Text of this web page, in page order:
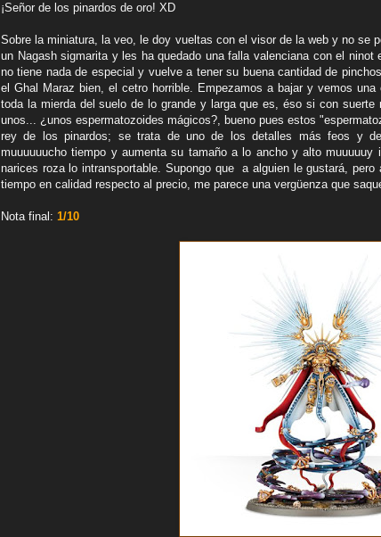
¡Señor de los pinardos de oro! XD
Sobre la miniatura, la veo, le doy vueltas con el visor de la web y no se
un Nagash sigmarita y les ha quedado una falla valenciana con el
no tiene nada de especial y vuelve a tener su buena cantidad de
el Ghal Maraz bien, el cetro horrible. Empezamos a bajar y vemos
toda la mierda del suelo de lo grande y larga que es, éso si con
unos... ¿unos espermatozoides mágicos?, bueno pues estos
rey de los pinardos; se trata de uno de los detalles más feos y
muuuuuucho tiempo y aumenta su tamaño a lo ancho y alto
narices roza lo intransportable. Supongo que a alguien le gustará,
tiempo en calidad respecto al precio, me parece una vergüenza que
Nota final: 1/10